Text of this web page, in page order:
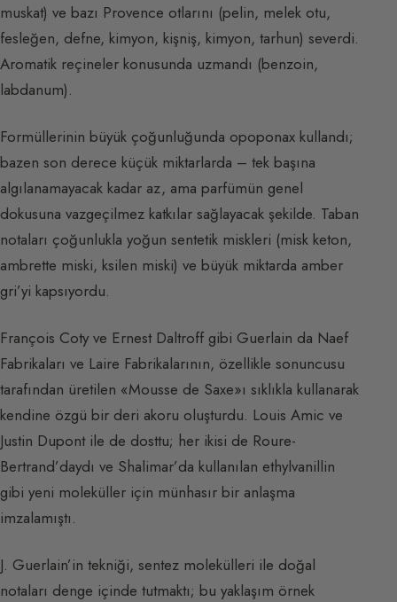
muskat) ve bazı Provence otlarını (pelin, melek otu,
fesleğen, defne, kimyon, kişniş, kimyon, tarhun) severdi.
Aromatik reçineler konusunda uzmandı (benzoin,
labdanum).
Formüllerinin büyük çoğunluğunda opoponax kullandı;
bazen son derece küçük miktarlarda – tek başına
algılanamayacak kadar az, ama parfümün genel
dokusuna vazgeçilmez katkılar sağlayacak şekilde. Taban
notaları çoğunlukla yoğun sentetik miskleri (misk keton,
ambrette miski, ksilen miski) ve büyük miktarda amber
gri’yi kapsıyordu.
François Coty ve Ernest Daltroff gibi Guerlain da Naef
Fabrikaları ve Laire Fabrikalarının, özellikle sonuncusu
tarafından üretilen «Mousse de Saxe»ı sıklıkla kullanarak
kendine özgü bir deri akoru oluşturdu. Louis Amic ve
Justin Dupont ile de dosttu; her ikisi de Roure-
Bertrand’daydı ve Shalimar’da kullanılan ethylvanillin
gibi yeni moleküller için münhasır bir anlaşma
imzalamıştı.
J. Guerlain’in tekniği, sentez molekülleri ile doğal
notaları denge içinde tutmaktı; bu yaklaşım örnek